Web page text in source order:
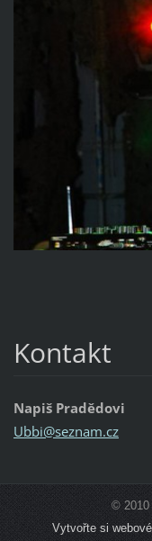
Kontakt
Napiš Pradědovi
Ubbi@seznam.cz
© 2010
Vytvořte si